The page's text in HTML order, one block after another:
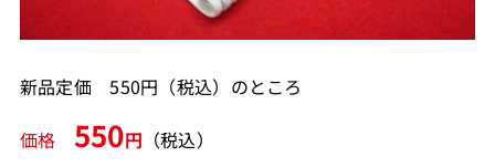
新品定価 550円（税込）のところ
価格 550円 （税込）